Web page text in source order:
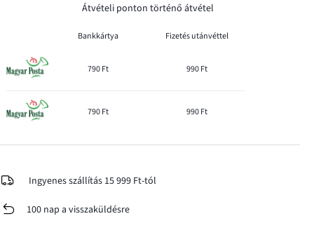
Átvételi ponton történő átvétel
Bankkártya Fizetés utánvéttel
790 Ft 990 Ft
790 Ft 990 Ft
Ingyenes szállítás 15 999 Ft-tól
100 nap a visszaküldésre